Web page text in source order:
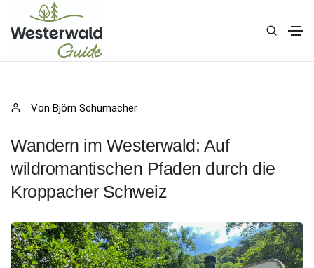
Von Björn Schumacher
Wandern im Westerwald: Auf
wildromantischen Pfaden durch die
Kroppacher Schweiz